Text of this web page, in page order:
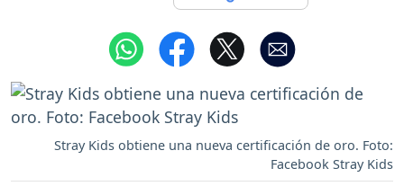
Stray Kids obtiene una nueva certificación de oro. Foto:
Facebook Stray Kids